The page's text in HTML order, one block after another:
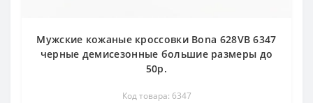
Мужские кожаные кроссовки Bona 628VB 6347
черные демисезонные большие размеры до
50р.
Код товара: 6347